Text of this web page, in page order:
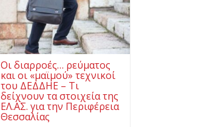
Οι διαρροές… ρεύματος
και οι «μαϊμού» τεχνικοί
του ΔΕΔΔΗΕ – Τι
δείχνουν τα στοιχεία της
ΕΛ.ΑΣ. για την Περιφέρεια
Θεσσαλίας